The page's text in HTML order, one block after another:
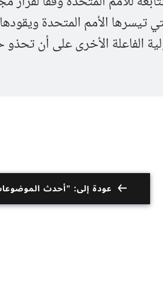
تيسرها الأمم المتحدة
الفاعلة الأخرى على أن تحذو
عودة إلى: "أحدث